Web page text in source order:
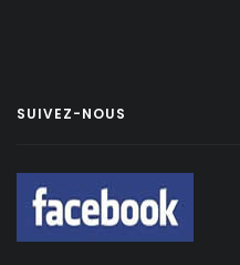
SUIVEZ-NOUS